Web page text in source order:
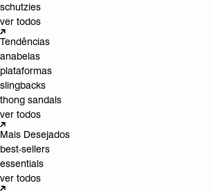
schutzies
ver todos
Tendências
anabelas
plataformas
slingbacks
thong sandals
ver todos
Mais Desejados
best-sellers
essentials
ver todos